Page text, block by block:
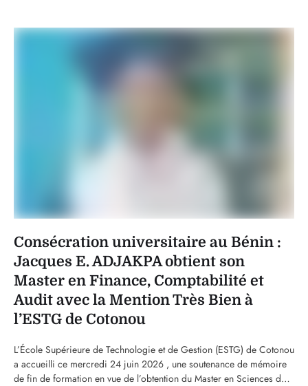
Consécration universitaire au Bénin :
Jacques E. ADJAKPA obtient son
Master en Finance, Comptabilité et
Audit avec la Mention Très Bien à
l’ESTG de Cotonou
L’École Supérieure de Technologie et de Gestion (ESTG) de Cotonou
a accueilli ce mercredi 24 juin 2026 , une soutenance de mémoire
de fin de formation en vue de l’obtention du Master en Sciences de